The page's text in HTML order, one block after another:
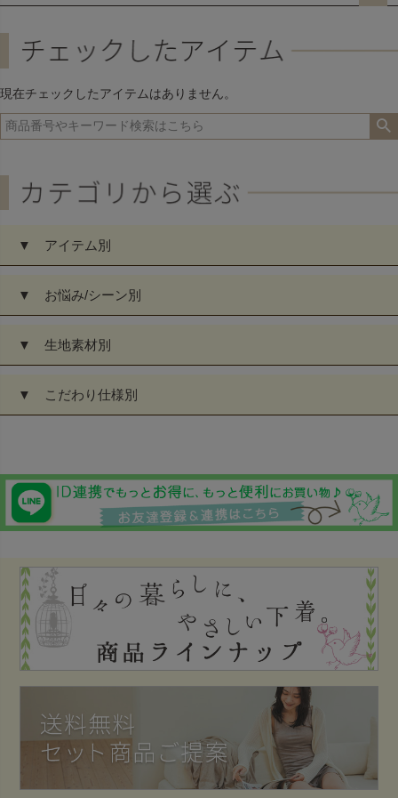
現在チェックしたアイテムはありません。
▼ アイテム別
▼ お悩み/シーン別
▼ 生地素材別
▼ こだわり仕様別